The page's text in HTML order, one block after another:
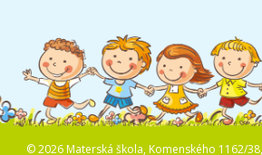
© 2026 Materská škola, Komenského 1162/